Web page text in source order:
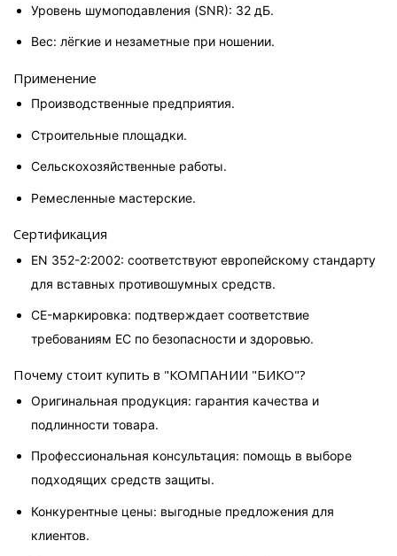
Уровень шумоподавления (SNR): 32 дБ.
Вес: лёгкие и незаметные при ношении.
Применение
Производственные предприятия.
Строительные площадки.
Сельскохозяйственные работы.
Ремесленные мастерские.
Сертификация
EN 352-2:2002: соответствуют европейскому стандарту
для вставных противошумных средств.
CE-маркировка: подтверждает соответствие
требованиям ЕС по безопасности и здоровью.
Почему стоит купить в "КОМПАНИИ "БИКО"?
Оригинальная продукция: гарантия качества и
подлинности товара.
Профессиональная консультация: помощь в выборе
подходящих средств защиты.
Конкурентные цены: выгодные предложения для
клиентов.